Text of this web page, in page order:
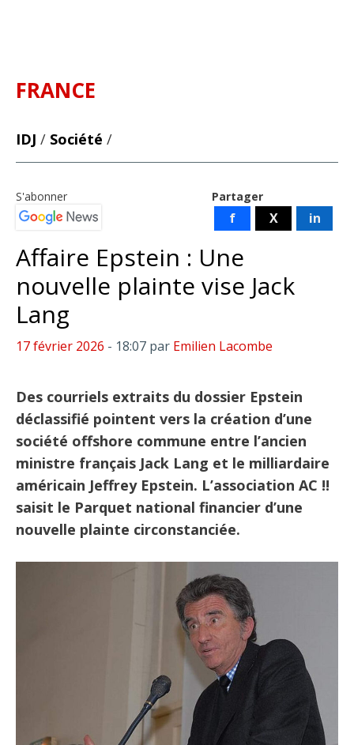
FRANCE
IDJ / Société /
Partager
f X in
S'abonner
Affaire Epstein : Une
nouvelle plainte vise Jack
Lang
17 février 2026 - 18:07 par Emilien Lacombe
Des courriels extraits du dossier Epstein
déclassifié pointent vers la création d’une
société offshore commune entre l’ancien
ministre français Jack Lang et le milliardaire
américain Jeffrey Epstein. L’association AC !!
saisit le Parquet national financier d’une
nouvelle plainte circonstanciée.